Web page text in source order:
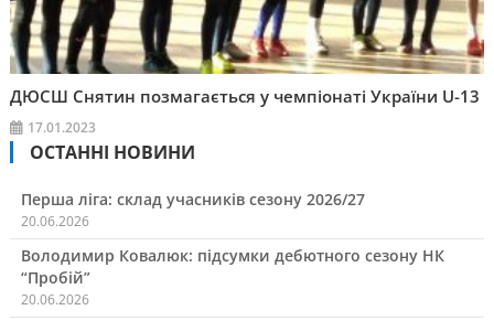
ДЮСШ Снятин позмагається у чемпіонаті України U-13
17.01.2023
ОСТАННІ НОВИНИ
Перша ліга: склад учасників сезону 2026/27
20.06.2026
Володимир Ковалюк: підсумки дебютного сезону НК
“Пробій”
20.06.2026